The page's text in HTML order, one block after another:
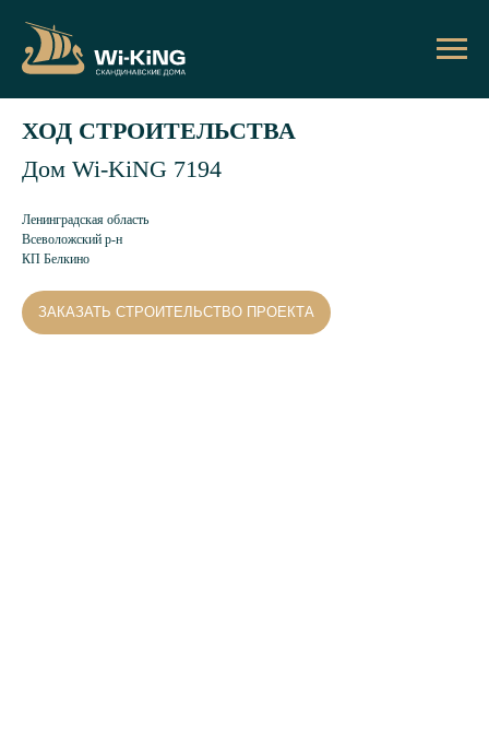
ХОД СТРОИТЕЛЬСТВА
Дом Wi-KiNG 7194
Ленинградская область
Всеволожский р-н
КП Белкино
ЗАКАЗАТЬ СТРОИТЕЛЬСТВО ПРОЕКТА